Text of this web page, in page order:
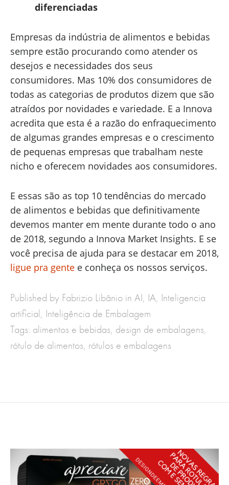
diferenciadas
Empresas da indústria de alimentos e bebidas
sempre estão procurando como atender os
desejos e necessidades dos seus
consumidores. Mas 10% dos consumidores de
todas as categorias de produtos dizem que são
atraídos por novidades e variedade. E a Innova
acredita que esta é a razão do enfraquecimento
de algumas grandes empresas e o crescimento
de pequenas empresas que trabalham neste
nicho e oferecem novidades aos consumidores.
E essas são as top 10 tendências do mercado
de alimentos e bebidas que definitivamente
devemos manter em mente durante todo o ano
de 2018, segundo a Innova Market Insights. E se
você precisa de ajuda para se destacar em 2018,
ligue pra gente e conheça os nossos serviços.
Published by Fabrizio Libânio in AI, IA, Inteligencia
artificial, Inteligência de Embalagem
Tags: alimentos e bebidas, design de embalagens,
rótulo de alimentos, rótulos e embalagens